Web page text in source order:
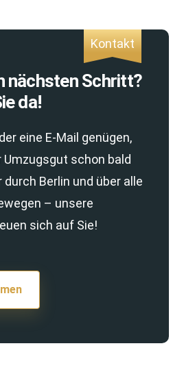
Kontakt
nächsten Schritt?
da!
eine E-Mail genügen,
Umzugsgut schon bald
Berlin und über alle
– unsere
sich auf Sie!